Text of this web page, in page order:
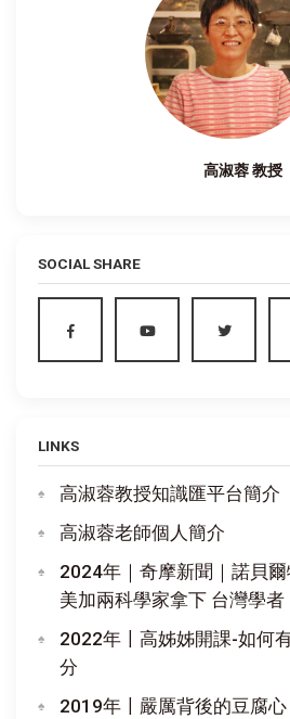
高淑蓉 教授
SOCIAL SHARE
LINKS
高淑蓉教授知識匯平台簡介
高淑蓉老師個人簡介
2024年｜奇摩新聞｜諾貝
美加兩科學家拿下 台灣學
2022年〡高姊姊開課-如何
分
2019年〡嚴厲背後的豆腐